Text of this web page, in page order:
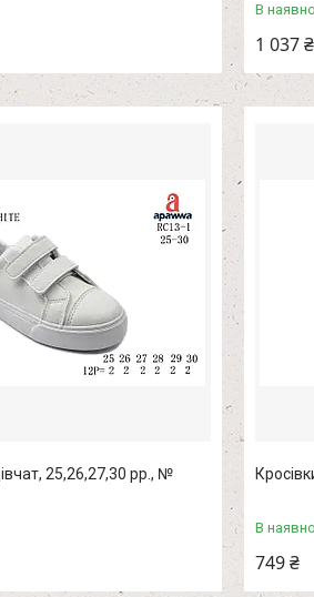
В
1 037 ₴
25,26,27,30 рр., №
В
749 ₴